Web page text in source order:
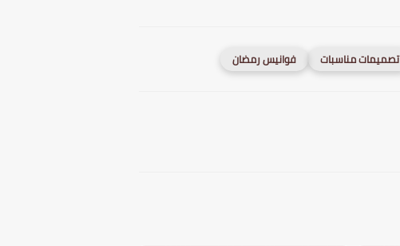
تصميمات مناسبات فوانيس رمضان